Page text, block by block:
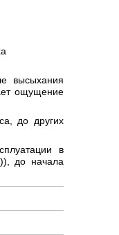
высыхания
ощущение
до других
в
до начала